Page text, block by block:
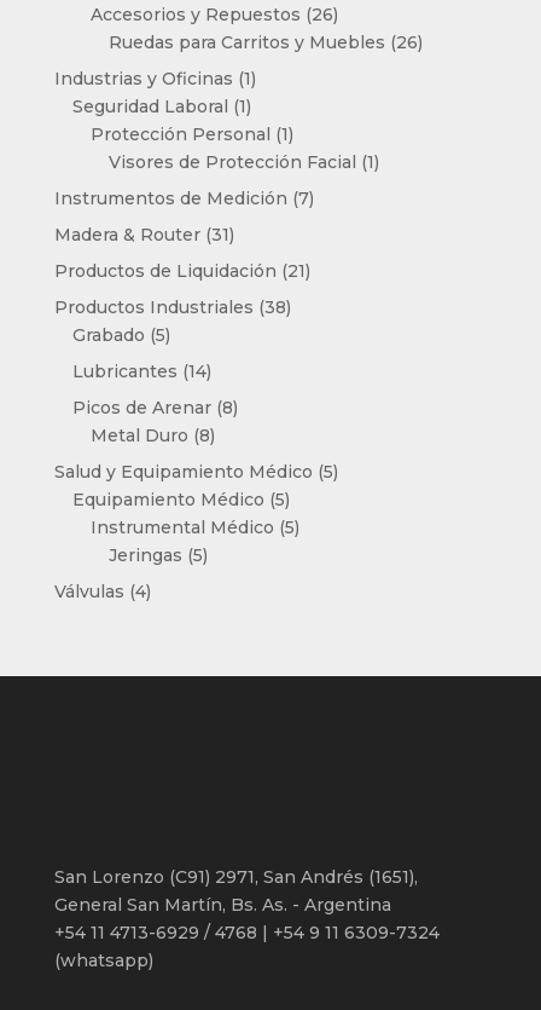
productos
Accesorios y Repuestos 2626
productos
Ruedas para Carritos y Muebles 2626
Industrias y Oficinas 11
producto
Seguridad Laboral 11
producto
Protección Personal 11
producto
Visores de Protección Facial 11
Instrumentos de Medición 77
Madera & Router 3131
productos
Productos de Liquidación 2121
Productos Industriales 3838
Grabado 55
productos
Lubricantes 1414
productos
Picos de Arenar 88
Metal Duro 88
productos
Salud y Equipamiento Médico 55
Equipamiento Médico 55
productos
Instrumental Médico 55
Jeringas 55
Válvulas 44
San Lorenzo (C91) 2971, San Andrés (1651),
General San Martín, Bs. As. - Argentina
+54 11 4713-6929 / 4768 | +54 9 11 6309-7324
(whatsapp)